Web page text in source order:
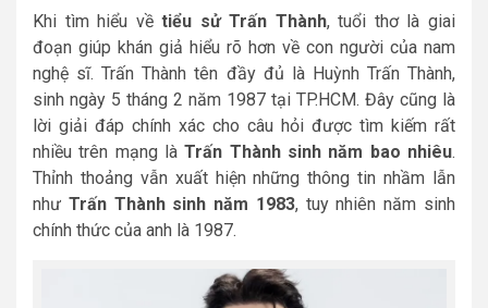
Khi tìm hiểu vềtiểu sử Trấn Thành, tuổi thơ là giai
đoạn giúp khán giả hiểu rõ hơn về con người của nam
nghệ sĩ. Trấn Thành tên đầy đủ là Huỳnh Trấn Thành,
sinh ngày 5 tháng 2 năm 1987 tại TP.HCM. Đây cũng là
lời giải đáp chính xác cho câu hỏi được tìm kiếm rất
nhiều trên mạng làTrấn Thành sinh năm bao nhiêu.
Thỉnh thoảng vẫn xuất hiện những thông tin nhầm lẫn
như Trấn Thành sinh năm 1983, tuy nhiên năm sinh
chính thức của anh là 1987.